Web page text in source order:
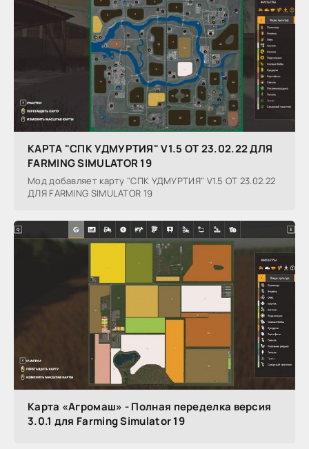
КАРТА "СПК УДМУРТИЯ" V1.5 ОТ 23.02.22 ДЛЯ
FARMING SIMULATOR 19
Мод добавляет карту "СПК УДМУРТИЯ" V1.5 ОТ 23.02.22
ДЛЯ FARMING SIMULATOR 19
Карта «Агромаш» - Полная переделка версия
3.0.1 для Farming Simulator 19